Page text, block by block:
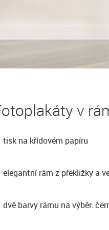
v
tisk na křídovém papíru
elegantní rám z překližky a
dvě barvy rámu na výběr: